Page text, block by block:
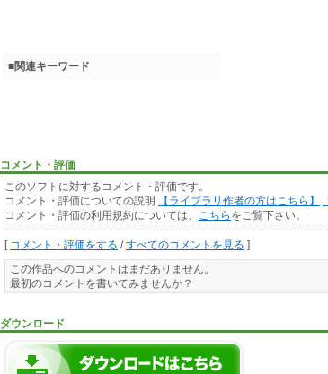
コメント・評価
このソフトに対するコメント・評価です。
コメント・評価についての説明
【ライブラリ作者の方はこちら】
コメント・評価の利用規約については、
こちら をご覧下さい。
[ コメント・評価をする /すべてのコメントを見る ]
この作品へのコメントはまだありません。
最初のコメントを書いてみませんか？
ダウンロード
■関連キーワード